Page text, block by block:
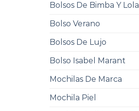
Bolsos De Bimba Y Lola
Bolso Verano
Bolsos De Lujo
Bolso Isabel Marant
Mochilas De Marca
Mochila Piel